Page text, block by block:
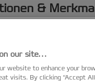
&
our site…
website to enhance your
visits. By clicking “Accept